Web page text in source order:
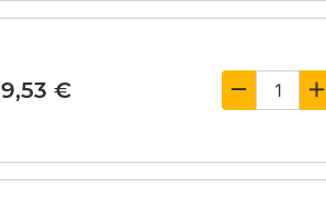
9,53 €